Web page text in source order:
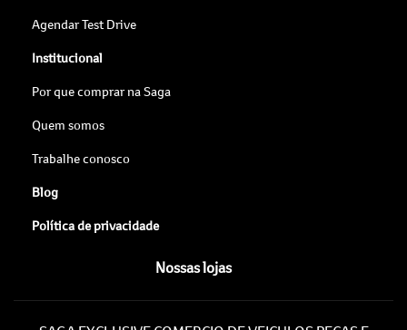
Agendar Test Drive
Institucional
Por que comprar na Saga
Quem somos
Trabalhe conosco
Blog
Política de privacidade
Nossas lojas